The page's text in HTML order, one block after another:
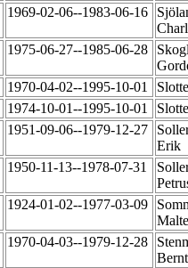
1969-02-06--1983-06-16
1975-06-27--1985-06-28
1970-04-02--1995-10-01
1974-10-01--1995-10-01
1951-09-06--1979-12-27
Erik
1950-11-13--1978-07-31
1924-01-02--1977-03-09
1970-04-03--1979-12-28